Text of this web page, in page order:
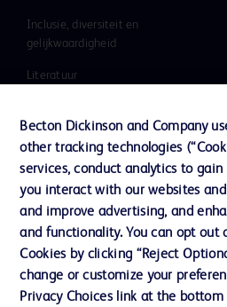
Inclusie, diversiteit en
gelijkwaardigheid
Literatuur
Ons bedrijf
Ethics & Compliance
Ondersteuning
Contact met ons opnemen
Becton Dickinson and Company
other tracking technologies
services, conduct analytics to
you interact with our websites
and improve advertising, and
and functionality. You can opt out
Cookies by clicking “Reject
change or customize your
Privacy Choices link at the